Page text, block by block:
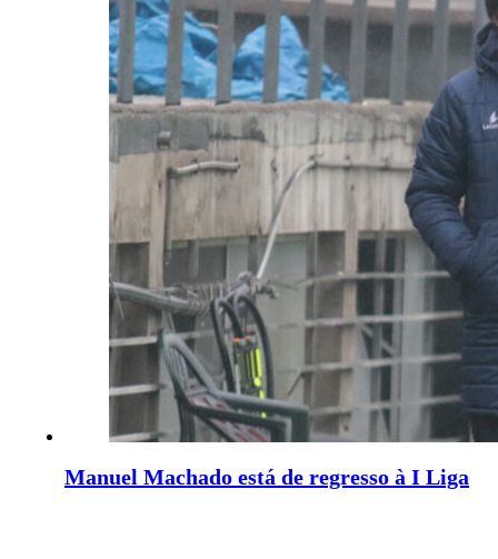
Manuel Machado está de regresso à I Liga